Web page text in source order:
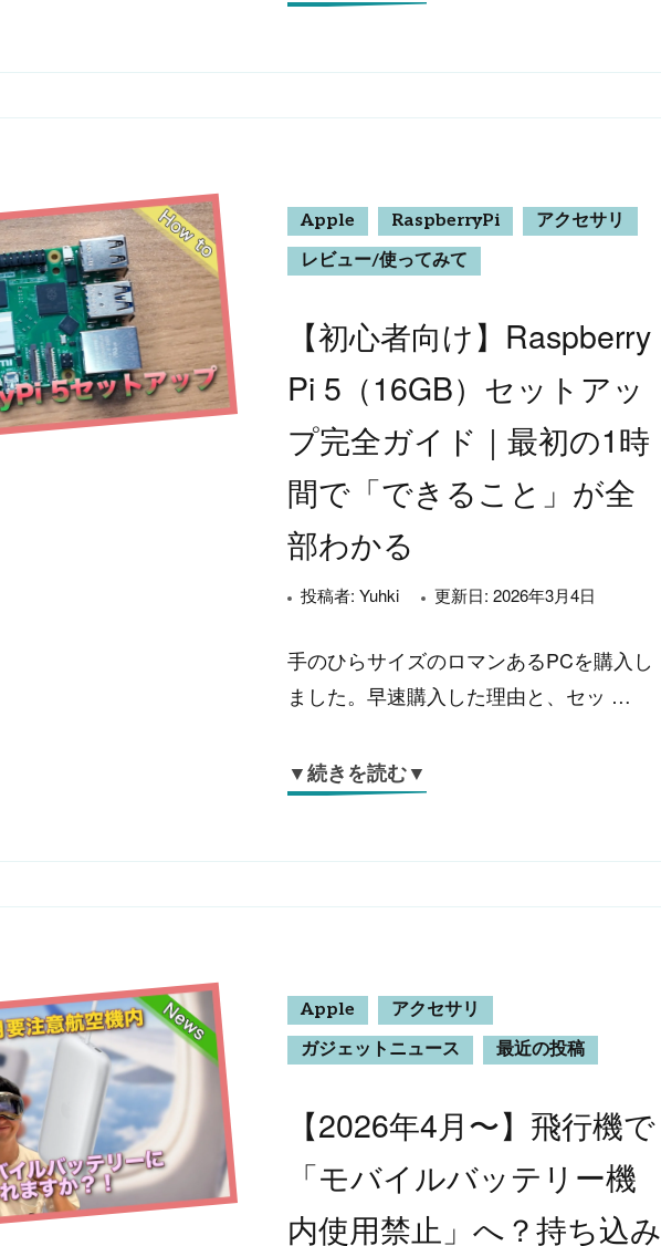
Apple RaspberryPi
アクセサリ
レビュー/使ってみて
【初心者向け】Raspberry
Pi 5（16GB）セットアッ
プ完全ガイド｜最初の1時
間で「できること」が全
部わかる
投稿者: Yuhki 更新日: 2026年3月4日
手のひらサイズのロマンあるPCを購入し
ました。早速購入した理由と、セッ …
▼続きを読む▼
Apple
アクセサリ
ガジェットニュース
最近の投稿
【2026年4月〜】飛行機で
「モバイルバッテリー機
内使用禁止」へ？持ち込み